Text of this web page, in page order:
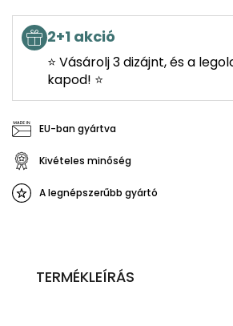
2+1 akció
⭐ Vásárolj 3 dizájnt, és a
kapod! ⭐
EU-ban gyártva
Kivételes minőség
A legnépszerűbb gyártó
TERMÉKLEÍRÁS